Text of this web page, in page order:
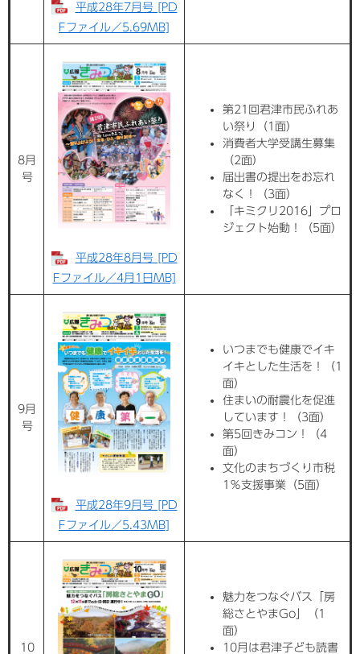
平成28年7月号 [PD
Fファイル／5.69MB]
8月
号
平成28年8月号 [PD
Fファイル／4月1日MB]
第21回君津市民ふれあ
い祭り（1面）
消費者大学受講生募集
（2面）
届出書の提出をお忘れ
なく！（3面）
「キミクリ2016」プロ
ジェクト始動！（5面）
9月
号
平成28年9月号 [PD
Fファイル／5.43MB]
いつまでも健康でイキ
イキとした生活を！（1
面）
住まいの耐震化を促進
しています！（3面）
第5回きみコン！（4
面）
文化のまちづくり市税
1％支援事業（5面）
10
魅力をつなぐバス「房
総さとやまGo」（1
面）
10月は君津子ども読書